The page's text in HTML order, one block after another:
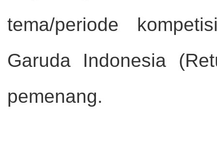
tema/periode
Garuda Indonesia
pemenang.